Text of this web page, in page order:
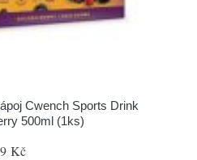
Cwench Sports Drink
500ml (1ks)
Kč